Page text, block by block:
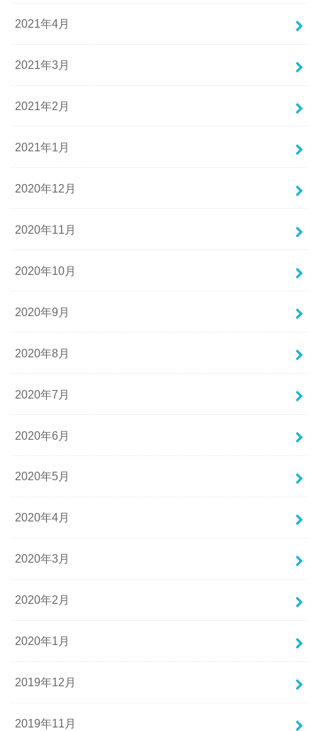
2021年4月
2021年3月
2021年2月
2021年1月
2020年12月
2020年11月
2020年10月
2020年9月
2020年8月
2020年7月
2020年6月
2020年5月
2020年4月
2020年3月
2020年2月
2020年1月
2019年12月
2019年11月